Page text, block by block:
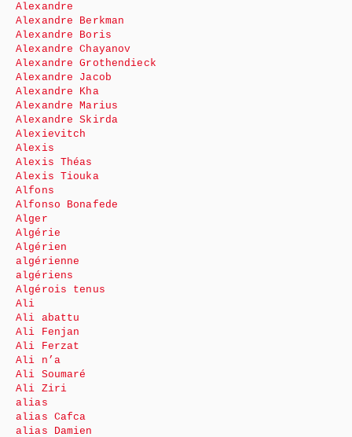
Alexandre
Alexandre Berkman
Alexandre Boris
Alexandre Chayanov
Alexandre Grothendieck
Alexandre Jacob
Alexandre Kha
Alexandre Marius
Alexandre Skirda
Alexievitch
Alexis
Alexis Théas
Alexis Tiouka
Alfons
Alfonso Bonafede
Alger
Algérie
Algérien
algérienne
algériens
Algérois tenus
Ali
Ali abattu
Ali Fenjan
Ali Ferzat
Ali n’a
Ali Soumaré
Ali Ziri
alias
alias Cafca
alias Damien